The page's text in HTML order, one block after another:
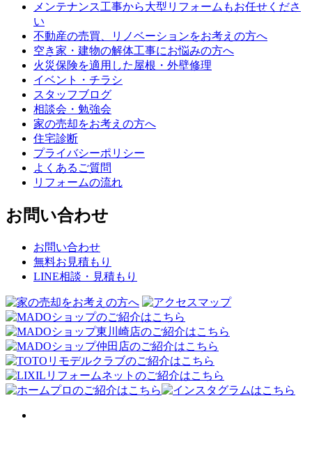
メンテナンス工事から大型リフォームもお任せくださ
い
不動産の売買、リノベーションをお考えの方へ
空き家・建物の解体工事にお悩みの方へ
火災保険を適用した屋根・外壁修理
イベント・チラシ
スタッフブログ
相談会・勉強会
家の売却をお考えの方へ
住宅診断
プライバシーポリシー
よくあるご質問
リフォームの流れ
お問い合わせ
お問い合わせ
無料お見積もり
LINE相談・見積もり